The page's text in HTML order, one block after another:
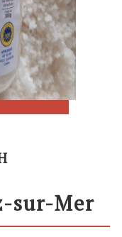
sur-Mer